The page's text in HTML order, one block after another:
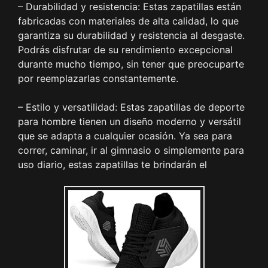
– Durabilidad y resistencia: Estas zapatillas están
fabricadas con materiales de alta calidad, lo que
garantiza su durabilidad y resistencia al desgaste.
Podrás disfrutar de su rendimiento excepcional
durante mucho tiempo, sin tener que preocuparte
por reemplazarlas constantemente.
– Estilo y versatilidad: Estas zapatillas de deporte
para hombre tienen un diseño moderno y versátil
que se adapta a cualquier ocasión. Ya sea para
correr, caminar, ir al gimnasio o simplemente para
uso diario, estas zapatillas te brindarán el